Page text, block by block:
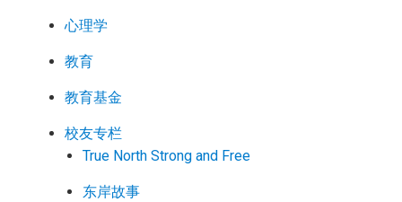
心理学
教育
教育基金
校友专栏
True North Strong and Free
东岸故事